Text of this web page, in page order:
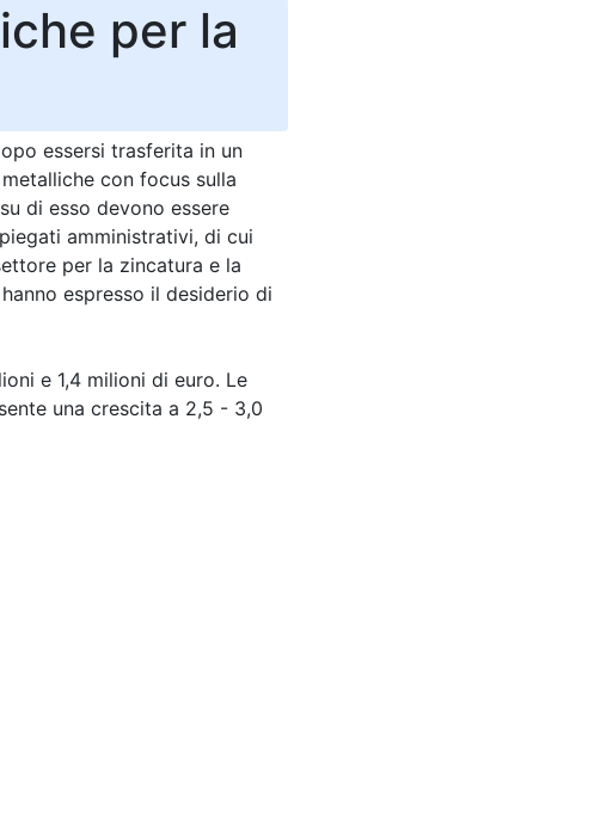
per la
essersi trasferita in un
con focus sulla
di esso devono essere
amministrativi, di cui
per la zincatura e la
espresso il desiderio di
e 1,4 milioni di euro. Le
una crescita a 2,5 - 3,0